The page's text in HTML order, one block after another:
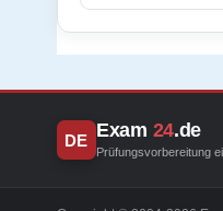
DE Exam 24.de
Prüfungsvorbereitung